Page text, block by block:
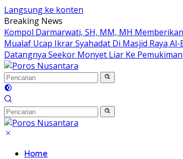
Langsung ke konten
Breaking News
Kompol Darmarwati, SH, MM, MH
Mualaf Ucap Ikrar Syahadat Di Masjid Raya Al-
Datangnya Seekor Monyet Liar Ke Pemukiman
Home